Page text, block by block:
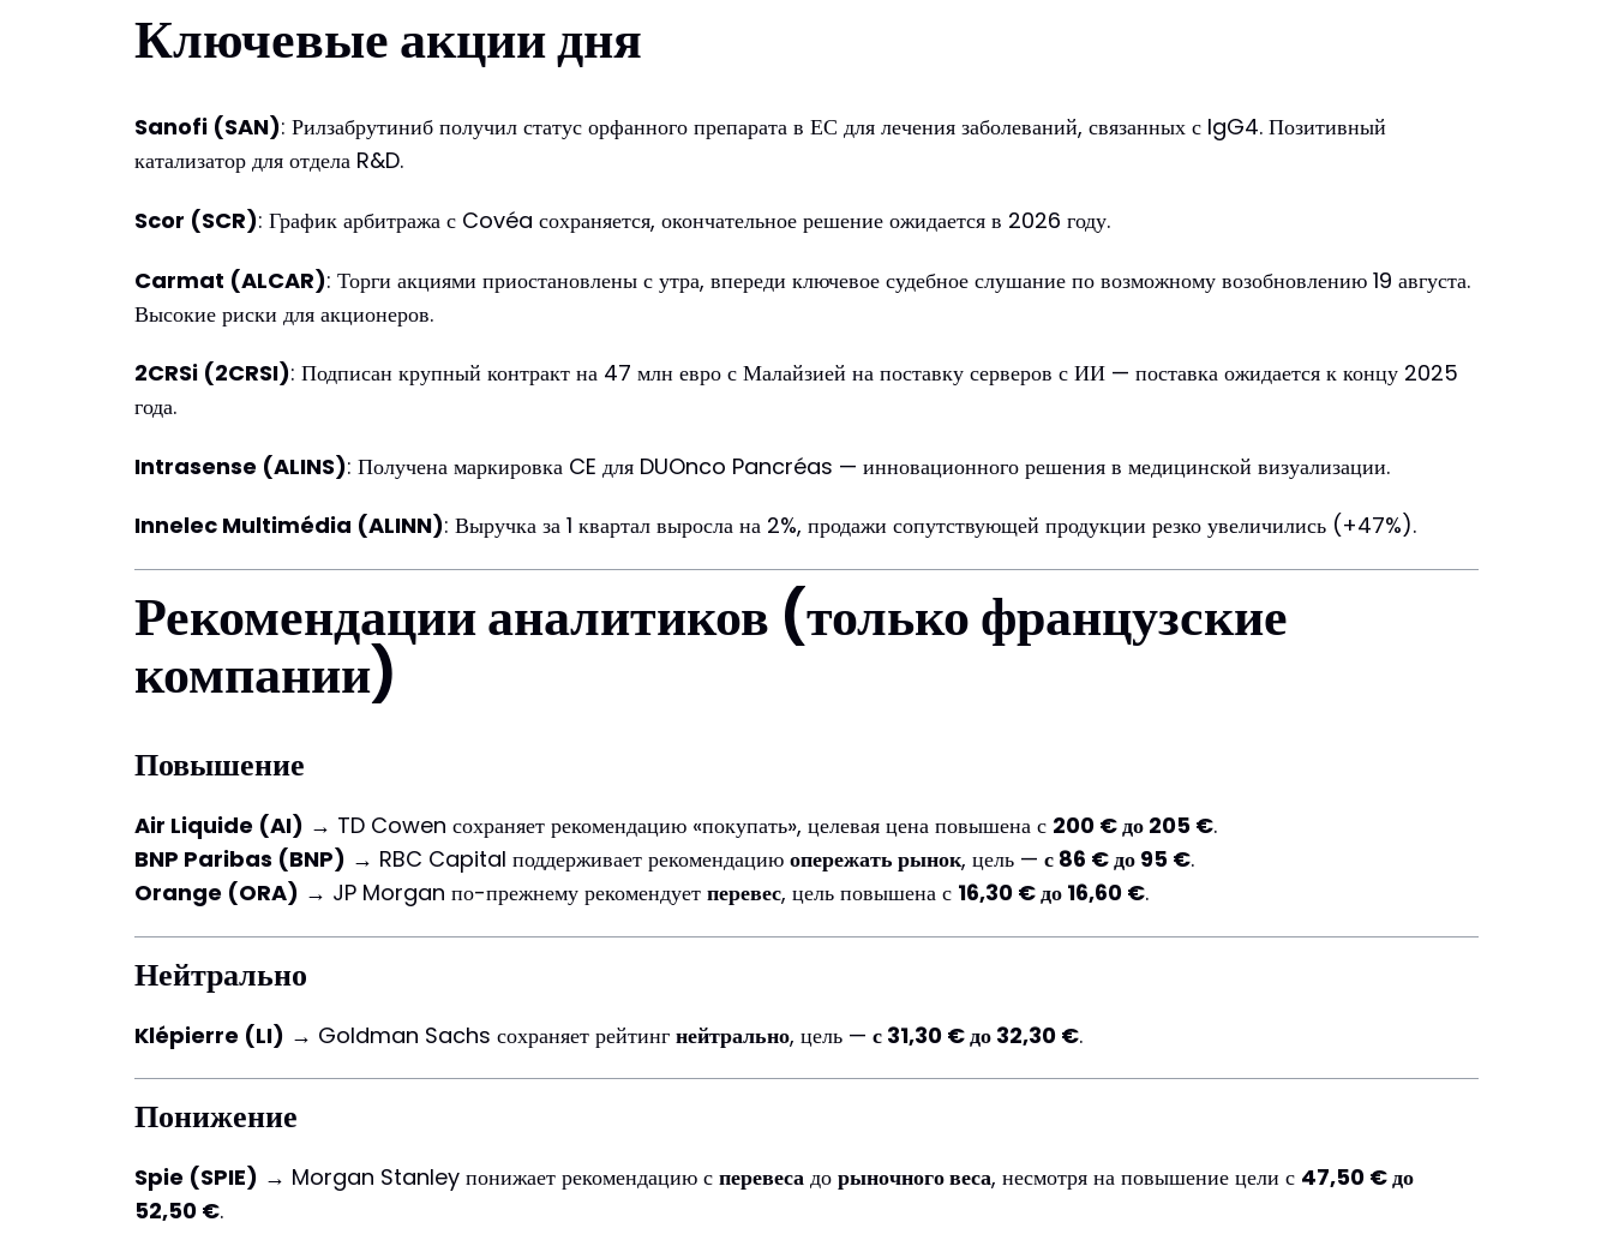
Ключевые акции дня
Sanofi (SAN): Рилзабрутиниб получил статус орфанного препарата в ЕС для лечения заболеваний, связанных с IgG4. Позитивный
катализатор для отдела R&D.
Scor (SCR): График арбитража с Covéa сохраняется, окончательное решение ожидается в 2026 году.
Carmat (ALCAR): Торги акциями приостановлены с утра, впереди ключевое судебное слушание по возможному возобновлению 19 августа.
Высокие риски для акционеров.
2CRSi (2CRSI): Подписан крупный контракт на 47 млн евро с Малайзией на поставку серверов с ИИ — поставка ожидается к концу 2025
года.
Intrasense (ALINS): Получена маркировка CE для DUOnco Pancréas — инновационного решения в медицинской визуализации.
Innelec Multimédia (ALINN): Выручка за 1 квартал выросла на 2%, продажи сопутствующей продукции резко увеличились (+47%).
Рекомендации аналитиков (только французские
компании)
Повышение
Air Liquide (AI) → TD Cowen сохраняет рекомендацию «покупать», целевая цена повышена с 200 € до 205 €.
BNP Paribas (BNP) → RBC Capital поддерживает рекомендацию опережать рынок, цель — с 86 € до 95 €.
Orange (ORA) → JP Morgan по-прежнему рекомендует перевес, цель повышена с 16,30 € до 16,60 €.
Нейтрально
Klépierre (LI) → Goldman Sachs сохраняет рейтинг нейтрально, цель — с 31,30 € до 32,30 €.
Понижение
Spie (SPIE) → Morgan Stanley понижает рекомендацию с перевеса до рыночного веса, несмотря на повышение цели с 47,50 € до
52,50 €.